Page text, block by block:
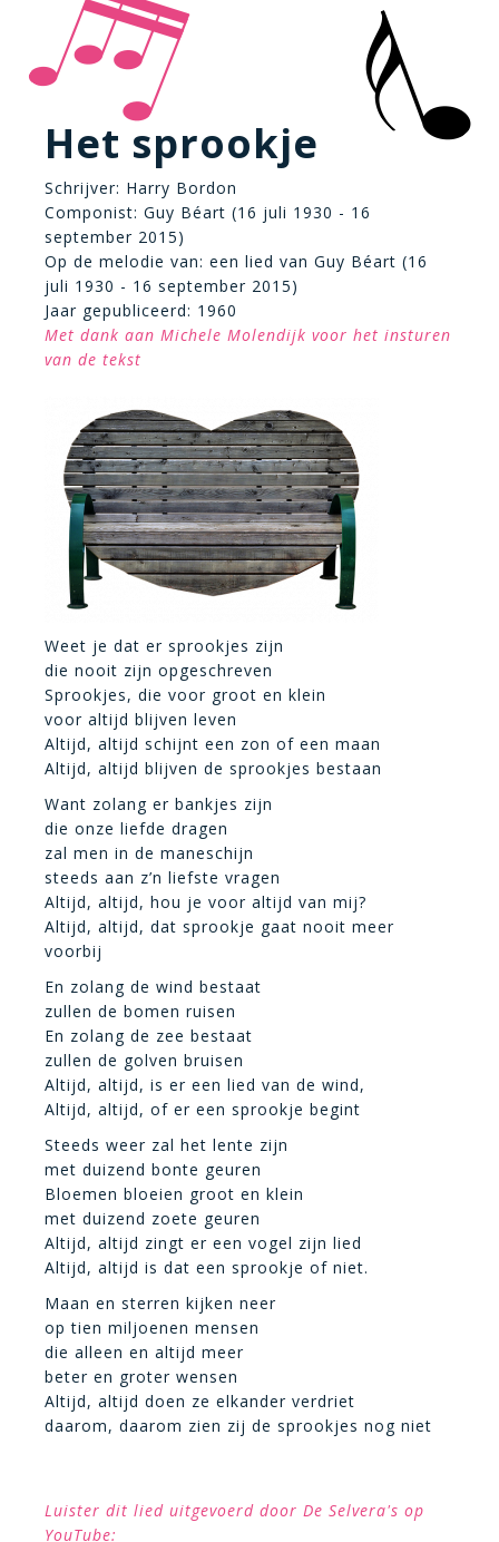
Het sprookje
Schrijver: Harry Bordon
Componist: Guy Béart (16 juli 1930 - 16
september 2015)
Op de melodie van: een lied van Guy Béart (16
juli 1930 - 16 september 2015)
Jaar gepubliceerd: 1960
Met dank aan Michele Molendijk voor het insturen
van de tekst
Weet je dat er sprookjes zijn
die nooit zijn opgeschreven
Sprookjes, die voor groot en klein
voor altijd blijven leven
Altijd, altijd schijnt een zon of een maan
Altijd, altijd blijven de sprookjes bestaan
Want zolang er bankjes zijn
die onze liefde dragen
zal men in de maneschijn
steeds aan z’n liefste vragen
Altijd, altijd, hou je voor altijd van mij?
Altijd, altijd, dat sprookje gaat nooit meer
voorbij
En zolang de wind bestaat
zullen de bomen ruisen
En zolang de zee bestaat
zullen de golven bruisen
Altijd, altijd, is er een lied van de wind,
Altijd, altijd, of er een sprookje begint
Steeds weer zal het lente zijn
met duizend bonte geuren
Bloemen bloeien groot en klein
met duizend zoete geuren
Altijd, altijd zingt er een vogel zijn lied
Altijd, altijd is dat een sprookje of niet.
Maan en sterren kijken neer
op tien miljoenen mensen
die alleen en altijd meer
beter en groter wensen
Altijd, altijd doen ze elkander verdriet
daarom, daarom zien zij de sprookjes nog niet
Luister dit lied uitgevoerd door De Selvera's op
YouTube: